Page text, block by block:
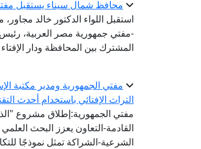
محافظ شمال سيناء يستقبل
استقبل اللواء الدكتور خالد
-مفتي جمهورية مصر العربية، رئيس
المشترك بين المحافظة ودار
مفتي الجمهورية ومدير مكتبة
التراث الإفتائي باستخدام أحدث
مفتي الجمهورية:إطلاق مشروع
القادمة-التعاون يعزز البحث
الشرعية-الشراكة تمثل نموذجًا